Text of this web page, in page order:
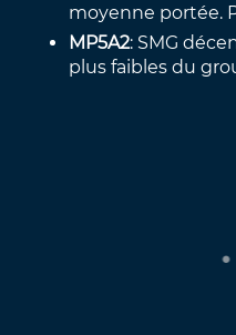
moyenne portée.
MP5A2: SMG
plus faibles du